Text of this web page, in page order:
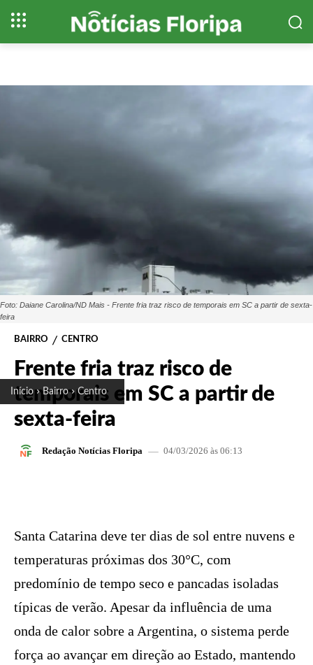
Início Bairro Centro
Foto: Daiane Carolina/ND Mais - Frente fria traz risco de temporais em SC a partir de sexta-
feira
BAIRRO CENTRO
Frente fria traz risco de
temporais em SC a partir de
sexta-feira
Redação Notícias Floripa 04/03/2026 às 06:13
Santa Catarina deve ter dias de sol entre nuvens e
temperaturas próximas dos 30°C, com
predomínio de tempo seco e pancadas isoladas
típicas de verão. Apesar da influência de uma
onda de calor sobre a Argentina, o sistema perde
força ao avançar em direção ao Estado, mantendo